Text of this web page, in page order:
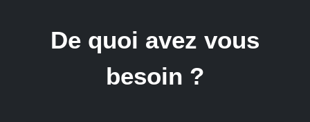
De quoi avez vous
besoin ?